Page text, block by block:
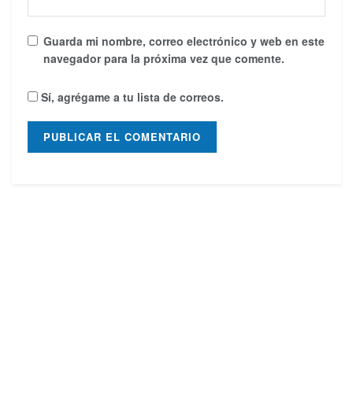
Guarda mi nombre, correo electrónico y web en este
navegador para la próxima vez que comente.
Sí, agrégame a tu lista de correos.